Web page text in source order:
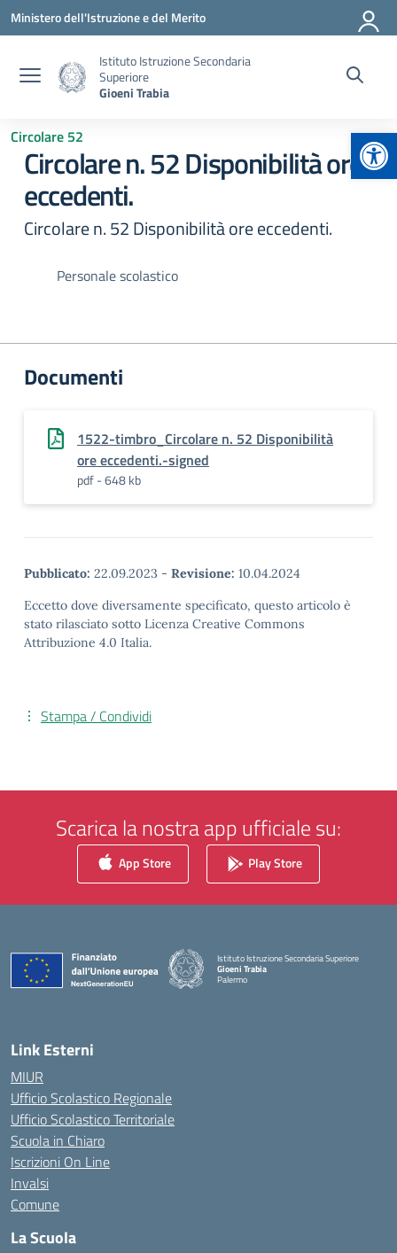
Vai ai contenuti
Vai al menu di navigazione
Vai al footer
Ministero dell'Istruzione e del Merito
Istituto Istruzione Secondaria
Superiore
Gioeni Trabia
Circolare 52
Circolare n. 52 Disponibilità ore
eccedenti.
Circolare n. 52 Disponibilità ore eccedenti.
Personale scolastico
Documenti
1522-timbro_Circolare n. 52 Disponibilità
ore eccedenti.-signed
pdf - 648 kb
Pubblicato: 22.09.2023 - Revisione: 10.04.2024
Eccetto dove diversamente specificato, questo articolo è
stato rilasciato sotto Licenza Creative Commons
Attribuzione 4.0 Italia.
Stampa / Condividi
Scarica la nostra app ufficiale su:
App Store Play Store
Istituto Istruzione Secondaria Superiore
Gioeni Trabia
Palermo
Link Esterni
MIUR
Ufficio Scolastico Regionale
Ufficio Scolastico Territoriale
Scuola in Chiaro
Iscrizioni On Line
Invalsi
Comune
La Scuola